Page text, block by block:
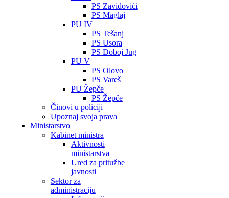
PS Zavidovići
PS Maglaj
PU IV
PS Tešanj
PS Usora
PS Doboj Jug
PU V
PS Olovo
PS Vareš
PU Žepče
PS Žepče
Činovi u policiji
Upoznaj svoja prava
Ministarstvo
Kabinet ministra
Aktivnosti
ministarstva
Ured za pritužbe
javnosti
Sektor za
administraciju